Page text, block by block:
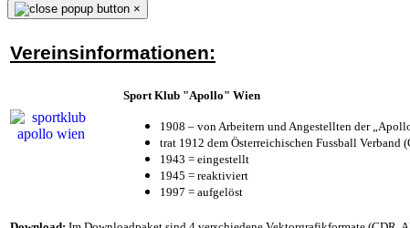
×
Vereinsinformationen:
Sport Klub "Apollo" Wien
1908 – von Arbeitern und Angestellten der
trat 1912 dem Österreichischen Fussball Verband
1943 = eingestellt
1945 = reaktiviert
1997 = aufgelöst